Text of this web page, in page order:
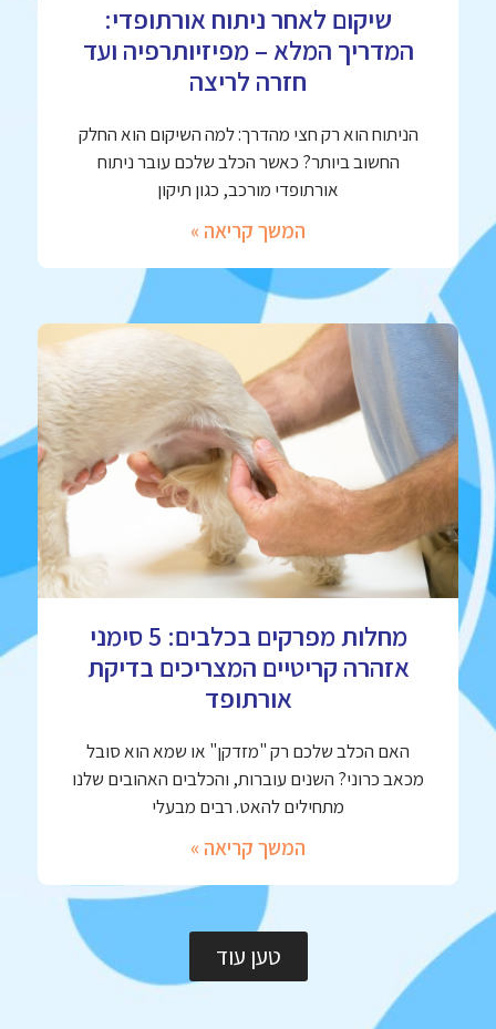
שיקום לאחר ניתוח אורתופדי:
המדריך המלא – מפיזיותרפיה ועד
חזרה לריצה
הניתוח הוא רק חצי מהדרך: למה השיקום הוא החלק
החשוב ביותר? כאשר הכלב שלכם עובר ניתוח
אורתופדי מורכב, כגון תיקון
המשך קריאה »
מחלות מפרקים בכלבים: 5 סימני
אזהרה קריטיים המצריכים בדיקת
אורתופד
האם הכלב שלכם רק "מזדקן" או שמא הוא סובל
מכאב כרוני? השנים עוברות, והכלבים האהובים שלנו
מתחילים להאט. רבים מבעלי
המשך קריאה »
טען עוד